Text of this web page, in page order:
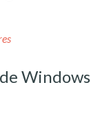
Windows